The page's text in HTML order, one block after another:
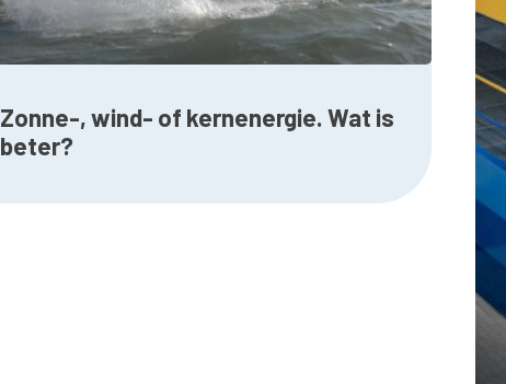
Zonne-, wind- of kernenergie. Wat is
beter?